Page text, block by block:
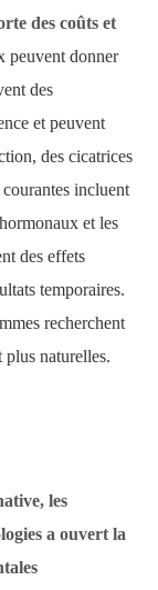
des coûts et
peuvent donner
des
et peuvent
des cicatrices
incluent
et les
des effets
temporaires.
recherchent
plus naturelles.
les
a ouvert la